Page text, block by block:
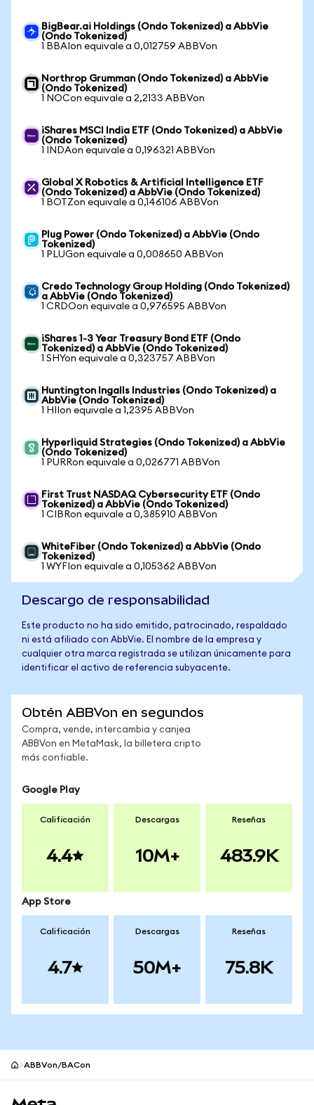
BigBear.ai Holdings (Ondo Tokenized) a AbbVie
(Ondo Tokenized)
1 BBAIon equivale a 0,012759 ABBVon
Northrop Grumman (Ondo Tokenized) a AbbVie
(Ondo Tokenized)
1 NOCon equivale a 2,2133 ABBVon
iShares MSCI India ETF (Ondo Tokenized) a AbbVie
(Ondo Tokenized)
1 INDAon equivale a 0,196321 ABBVon
Global X Robotics & Artificial Intelligence ETF
(Ondo Tokenized) a AbbVie (Ondo Tokenized)
1 BOTZon equivale a 0,146106 ABBVon
Plug Power (Ondo Tokenized) a AbbVie (Ondo
Tokenized)
1 PLUGon equivale a 0,008650 ABBVon
Credo Technology Group Holding (Ondo Tokenized)
a AbbVie (Ondo Tokenized)
1 CRDOon equivale a 0,976595 ABBVon
iShares 1-3 Year Treasury Bond ETF (Ondo
Tokenized) a AbbVie (Ondo Tokenized)
1 SHYon equivale a 0,323757 ABBVon
Huntington Ingalls Industries (Ondo Tokenized) a
AbbVie (Ondo Tokenized)
1 HIIon equivale a 1,2395 ABBVon
Hyperliquid Strategies (Ondo Tokenized) a AbbVie
(Ondo Tokenized)
1 PURRon equivale a 0,026771 ABBVon
First Trust NASDAQ Cybersecurity ETF (Ondo
Tokenized) a AbbVie (Ondo Tokenized)
1 CIBRon equivale a 0,385910 ABBVon
WhiteFiber (Ondo Tokenized) a AbbVie (Ondo
Tokenized)
1 WYFIon equivale a 0,105362 ABBVon
Descargo de responsabilidad
Este producto no ha sido emitido, patrocinado, respaldado
ni está afiliado con AbbVie. El nombre de la empresa y
cualquier otra marca registrada se utilizan únicamente para
identificar el activo de referencia subyacente.
Obtén ABBVon en segundos
Compra, vende, intercambia y canjea
ABBVon en MetaMask, la billetera cripto
más confiable.
Google Play
Calificación
4.4
Descargas
10M+
Reseñas
483.9K
App Store
Calificación
4.7
Descargas
50M+
Reseñas
75.8K
ABBVon/BACon